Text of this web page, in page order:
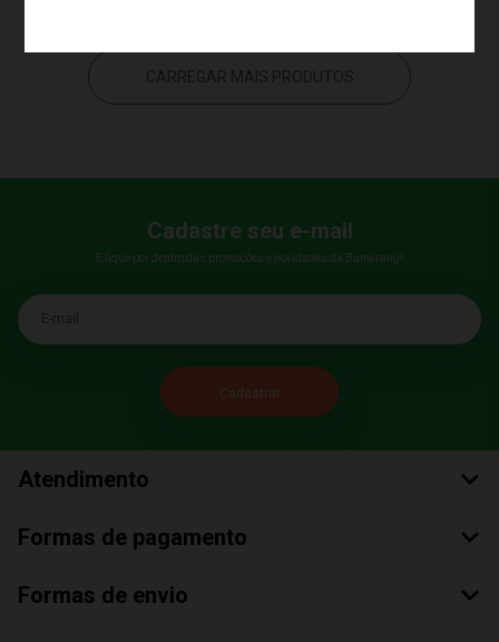
Cadastre seu e-mail
E fique por dentro das promoções e novidades da Bumerang!
E-mail
Atendimento
Formas de pagamento
Formas de envio